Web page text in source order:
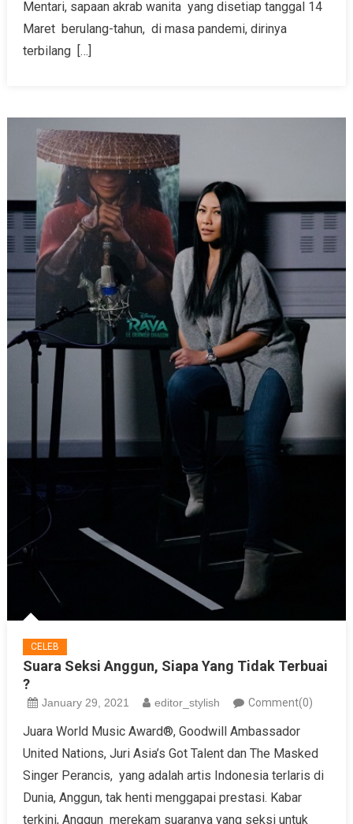
Mentari, sapaan akrab wanita yang disetiap tanggal 14
Maret berulang-tahun, di masa pandemi, dirinya
terbilang […]
CELEB
Suara Seksi Anggun, Siapa Yang Tidak Terbuai
?
January 29, 2021 editor_stylish Comment(0)
Juara World Music Award®, Goodwill Ambassador
United Nations, Juri Asia’s Got Talent dan The Masked
Singer Perancis, yang adalah artis Indonesia terlaris di
Dunia, Anggun, tak henti menggapai prestasi. Kabar
terkini, Anggun merekam suaranya yang seksi untuk